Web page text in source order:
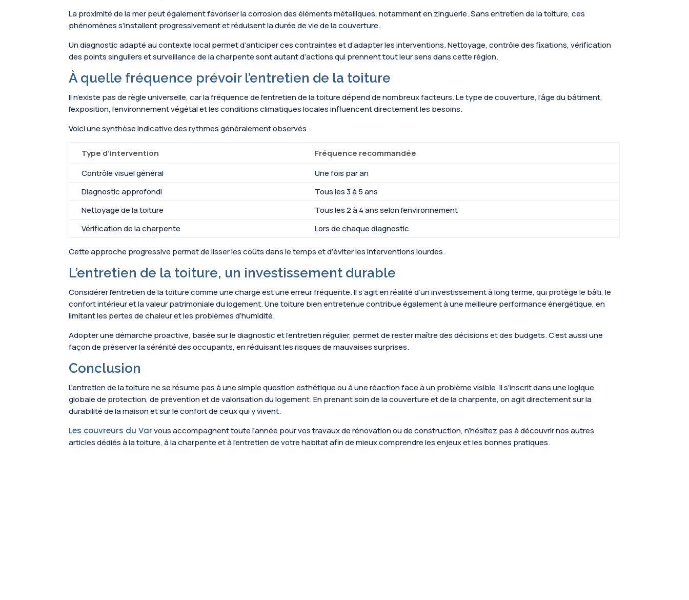
La proximité de la mer peut également favoriser la corrosion des éléments métalliques, notamment en zinguerie. Sans entretien de la toiture, ces
phénomènes s’installent progressivement et réduisent la durée de vie de la couverture.
Un diagnostic adapté au contexte local permet d’anticiper ces contraintes et d’adapter les interventions. Nettoyage, contrôle des fixations, vérification
des points singuliers et surveillance de la charpente sont autant d’actions qui prennent tout leur sens dans cette région.
À quelle fréquence prévoir l’entretien de la toiture
Il n’existe pas de règle universelle, car la fréquence de l’entretien de la toiture dépend de nombreux facteurs. Le type de couverture, l’âge du bâtiment,
l’exposition, l’environnement végétal et les conditions climatiques locales influencent directement les besoins.
Voici une synthèse indicative des rythmes généralement observés.
Type d’intervention
Fréquence recommandée
Contrôle visuel général
Une fois par an
Diagnostic approfondi
Tous les 3 à 5 ans
Nettoyage de la toiture
Tous les 2 à 4 ans selon l’environnement
Vérification de la charpente
Lors de chaque diagnostic
Cette approche progressive permet de lisser les coûts dans le temps et d’éviter les interventions lourdes.
L’entretien de la toiture, un investissement durable
Considérer l’entretien de la toiture comme une charge est une erreur fréquente. Il s’agit en réalité d’un investissement à long terme, qui protège le bâti, le
confort intérieur et la valeur patrimoniale du logement. Une toiture bien entretenue contribue également à une meilleure performance énergétique, en
limitant les pertes de chaleur et les problèmes d’humidité.
Adopter une démarche proactive, basée sur le diagnostic et l’entretien régulier, permet de rester maître des décisions et des budgets. C’est aussi une
façon de préserver la sérénité des occupants, en réduisant les risques de mauvaises surprises.
Conclusion
L’entretien de la toiture ne se résume pas à une simple question esthétique ou à une réaction face à un problème visible. Il s’inscrit dans une logique
globale de protection, de prévention et de valorisation du logement. En prenant soin de la couverture et de la charpente, on agit directement sur la
durabilité de la maison et sur le confort de ceux qui y vivent.
Les couvreurs du Varvous accompagnent toute l’année pour vos travaux de rénovation ou de construction, n’hésitez pas à découvrir nos autres
articles dédiés à la toiture, à la charpente et à l’entretien de votre habitat afin de mieux comprendre les enjeux et les bonnes pratiques.